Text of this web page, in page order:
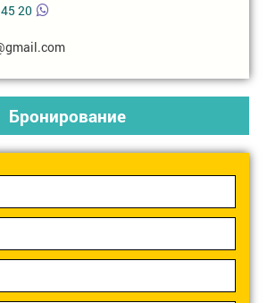
20
Бронирование